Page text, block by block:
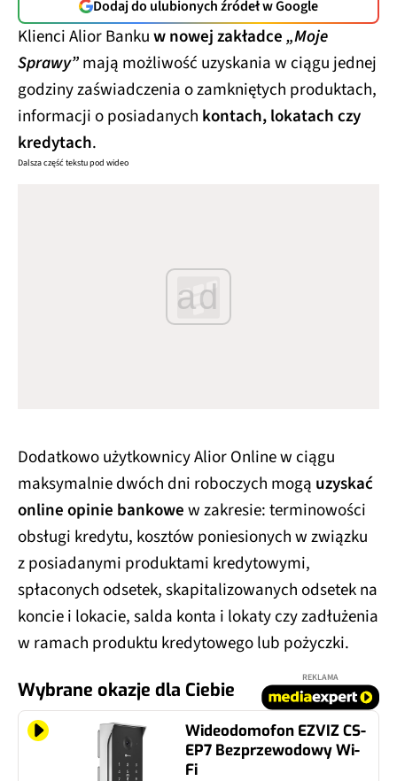
Dodaj do ulubionych źródeł w Google
Klienci Alior Bankuw nowej zakładce„Moje
Sprawy”mają możliwość uzyskania w ciągu jednej
godziny zaświadczenia o zamkniętych produktach,
informacji o posiadanych kontach, lokatach czy
kredytach.
Dalsza część tekstu pod wideo
ad
Dodatkowo użytkownicy Alior Online w ciągu
maksymalnie dwóch dni roboczych mogą uzyskać
online opinie bankowew zakresie: terminowości
obsługi kredytu, kosztów poniesionych w związku
z posiadanymi produktami kredytowymi,
spłaconych odsetek, skapitalizowanych odsetek na
koncie i lokacie, salda konta i lokaty czy zadłużenia
w ramach produktu kredytowego lub pożyczki.
Wybrane okazje dla Ciebie
REKLAMA
Wideodomofon EZVIZ CS-
EP7 Bezprzewodowy Wi-
Fi